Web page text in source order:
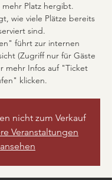
mehr Platz hergibt.
wie viele Plätze bereits
sind.
führt zur internen
(Zugriff nur für Gäste
mehr Infos auf "Ticket
klicken.
nicht zum Verkauf
Veranstaltungen
ansehen